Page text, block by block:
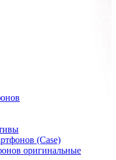
(Case)
оригинальные